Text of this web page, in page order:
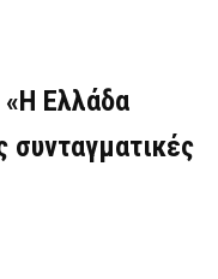
«Η Ελλάδα
συνταγματικές